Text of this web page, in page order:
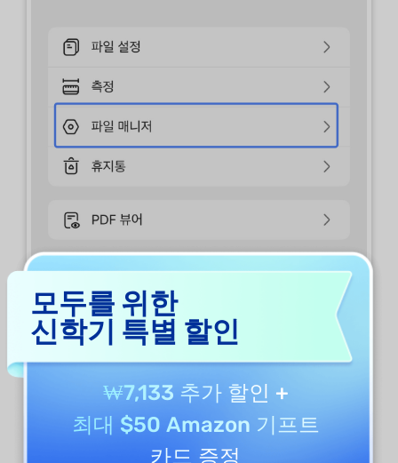
모두를 위한
신학기 특별 할인
₩7,133 추가 할인 +
최대 $50 Amazon 기프트
카드 증정